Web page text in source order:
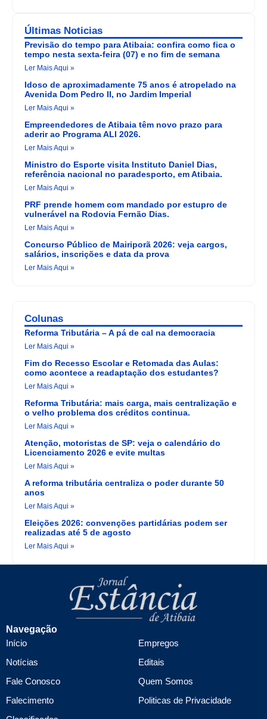
Últimas Noticias
Previsão do tempo para Atibaia: confira como fica o
tempo nesta sexta-feira (07) e no fim de semana
Ler Mais Aqui »
Idoso de aproximadamente 75 anos é atropelado na
Avenida Dom Pedro II, no Jardim Imperial
Ler Mais Aqui »
Empreendedores de Atibaia têm novo prazo para
aderir ao Programa ALI 2026.
Ler Mais Aqui »
Ministro do Esporte visita Instituto Daniel Dias,
referência nacional no paradesporto, em Atibaia.
Ler Mais Aqui »
PRF prende homem com mandado por estupro de
vulnerável na Rodovia Fernão Dias.
Ler Mais Aqui »
Concurso Público de Mairiporã 2026: veja cargos,
salários, inscrições e data da prova
Ler Mais Aqui »
Colunas
Reforma Tributária – A pá de cal na democracia
Ler Mais Aqui »
Fim do Recesso Escolar e Retomada das Aulas:
como acontece a readaptação dos estudantes?
Ler Mais Aqui »
Reforma Tributária: mais carga, mais centralização e
o velho problema dos créditos continua.
Ler Mais Aqui »
Atenção, motoristas de SP: veja o calendário do
Licenciamento 2026 e evite multas
Ler Mais Aqui »
A reforma tributária centraliza o poder durante 50
anos
Ler Mais Aqui »
Eleições 2026: convenções partidárias podem ser
realizadas até 5 de agosto
Ler Mais Aqui »
Navegação
Início
Notícias
Fale Conosco
Falecimento
Empregos
Editais
Quem Somos
Politicas de Privacidade